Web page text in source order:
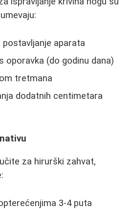
aparata
oporavka (do godinu dana)
tretmana
dodatnih centimetara
za hirurški zahvat,
3-4 puta